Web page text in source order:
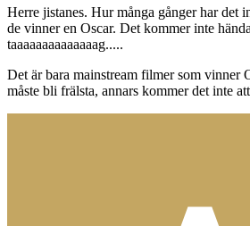
Herre jistanes. Hur många gånger har det
de vinner en Oscar. Det kommer inte
taaaaaaaaaaaaaag.....
Det är bara mainstream filmer som vinner
måste bli frälsta, annars kommer det inte